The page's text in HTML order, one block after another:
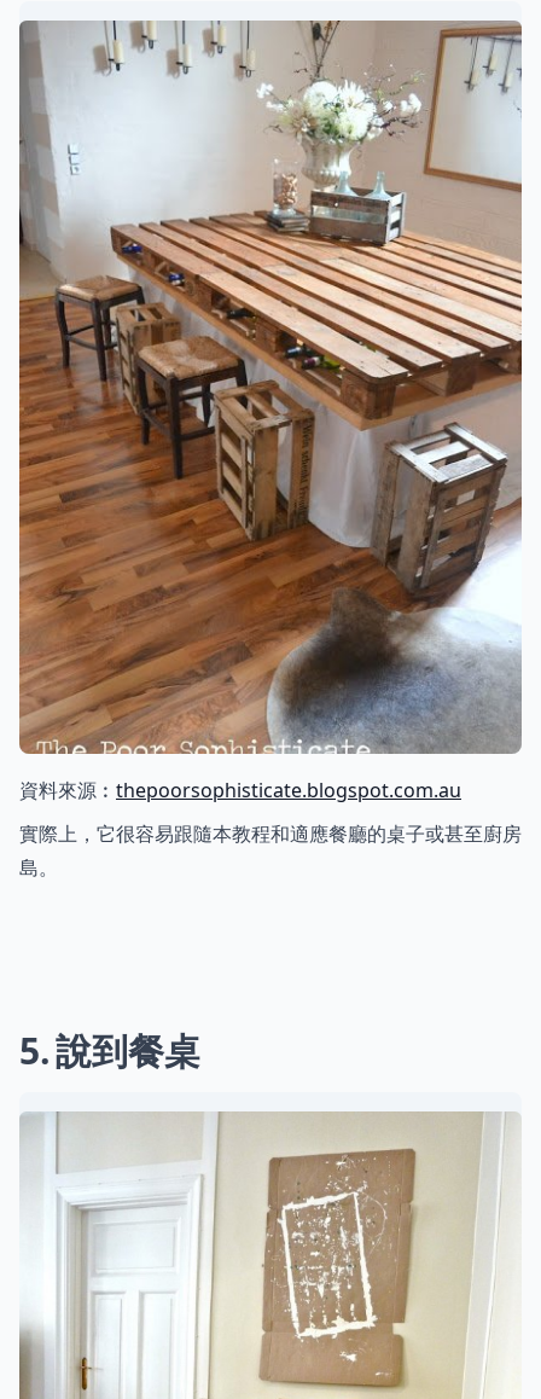
資料來源︰ thepoorsophisticate.blogspot.com.au
實際上，它很容易跟隨本教程和適應餐廳的桌子或甚至廚房
島。
5 說到餐桌